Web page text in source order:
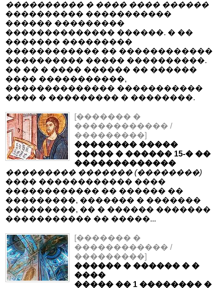
���������� � ���� ���� ������
���������� �����������
������ ���������
�������������� ������. � ��
������� ���������
������������ �� ������������
���������� ����� ����������.
�� �� � ���� ������ �� ������
���� �����������,
�������������� �����������
���� � ��������� � ��������.
[������� �
������������ /
���������]
�������� �����
����� � ������ 15-� ��
�������������
��������� ������� (��������)
���� ������������ ����
������������ �� ������ ��
���������, ������� � �������
���������, �� � ������ �������
����������� �� �����...
[������� �
������������ /
���������]
������ � ������ � �
����
����� �� 1 �������� �